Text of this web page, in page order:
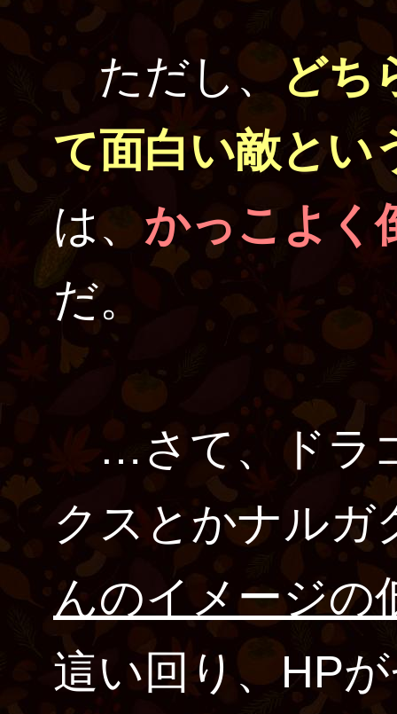
ただし、どち
て面白い敵とい
は、かっこよく
だ。
…さて、ドラ
クスとかナルガ
んのイメージの
這い回り、HP